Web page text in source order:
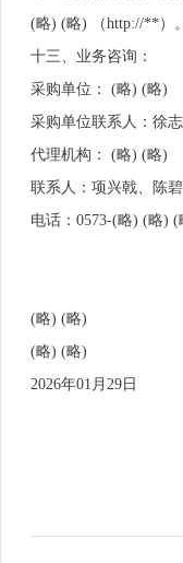
(略) (略) （http://**）。
十三、业务咨询：
采购单位： (略) (略)
采购单位联系人：徐
代理机构： (略) (略)
联系人：项兴戟、陈
电话：0573-(略) (略) (
(略) (略)
(略) (略)
2026年01月29日